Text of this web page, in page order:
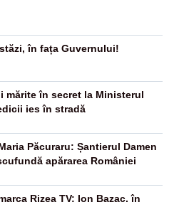
în fața Guvernului!
mărite în secret la Ministerul
ies în stradă
Păcuraru: Șantierul Damen
apărarea României
Rizea TV: Ion Bazac, în